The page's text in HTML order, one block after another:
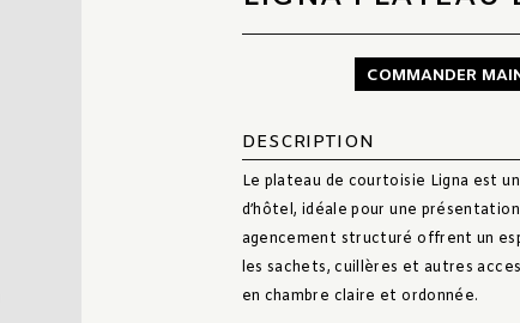
COMMANDER
DESCRIPTION
Le plateau de courtoisie Ligna est
d’hôtel, idéale pour une
agencement structuré offrent un
les sachets, cuillères et autres
en chambre claire et ordonnée.